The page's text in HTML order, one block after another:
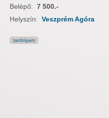
Belépő: 7 500.-
Helyszín: Veszprém Agóra
tanfolyam